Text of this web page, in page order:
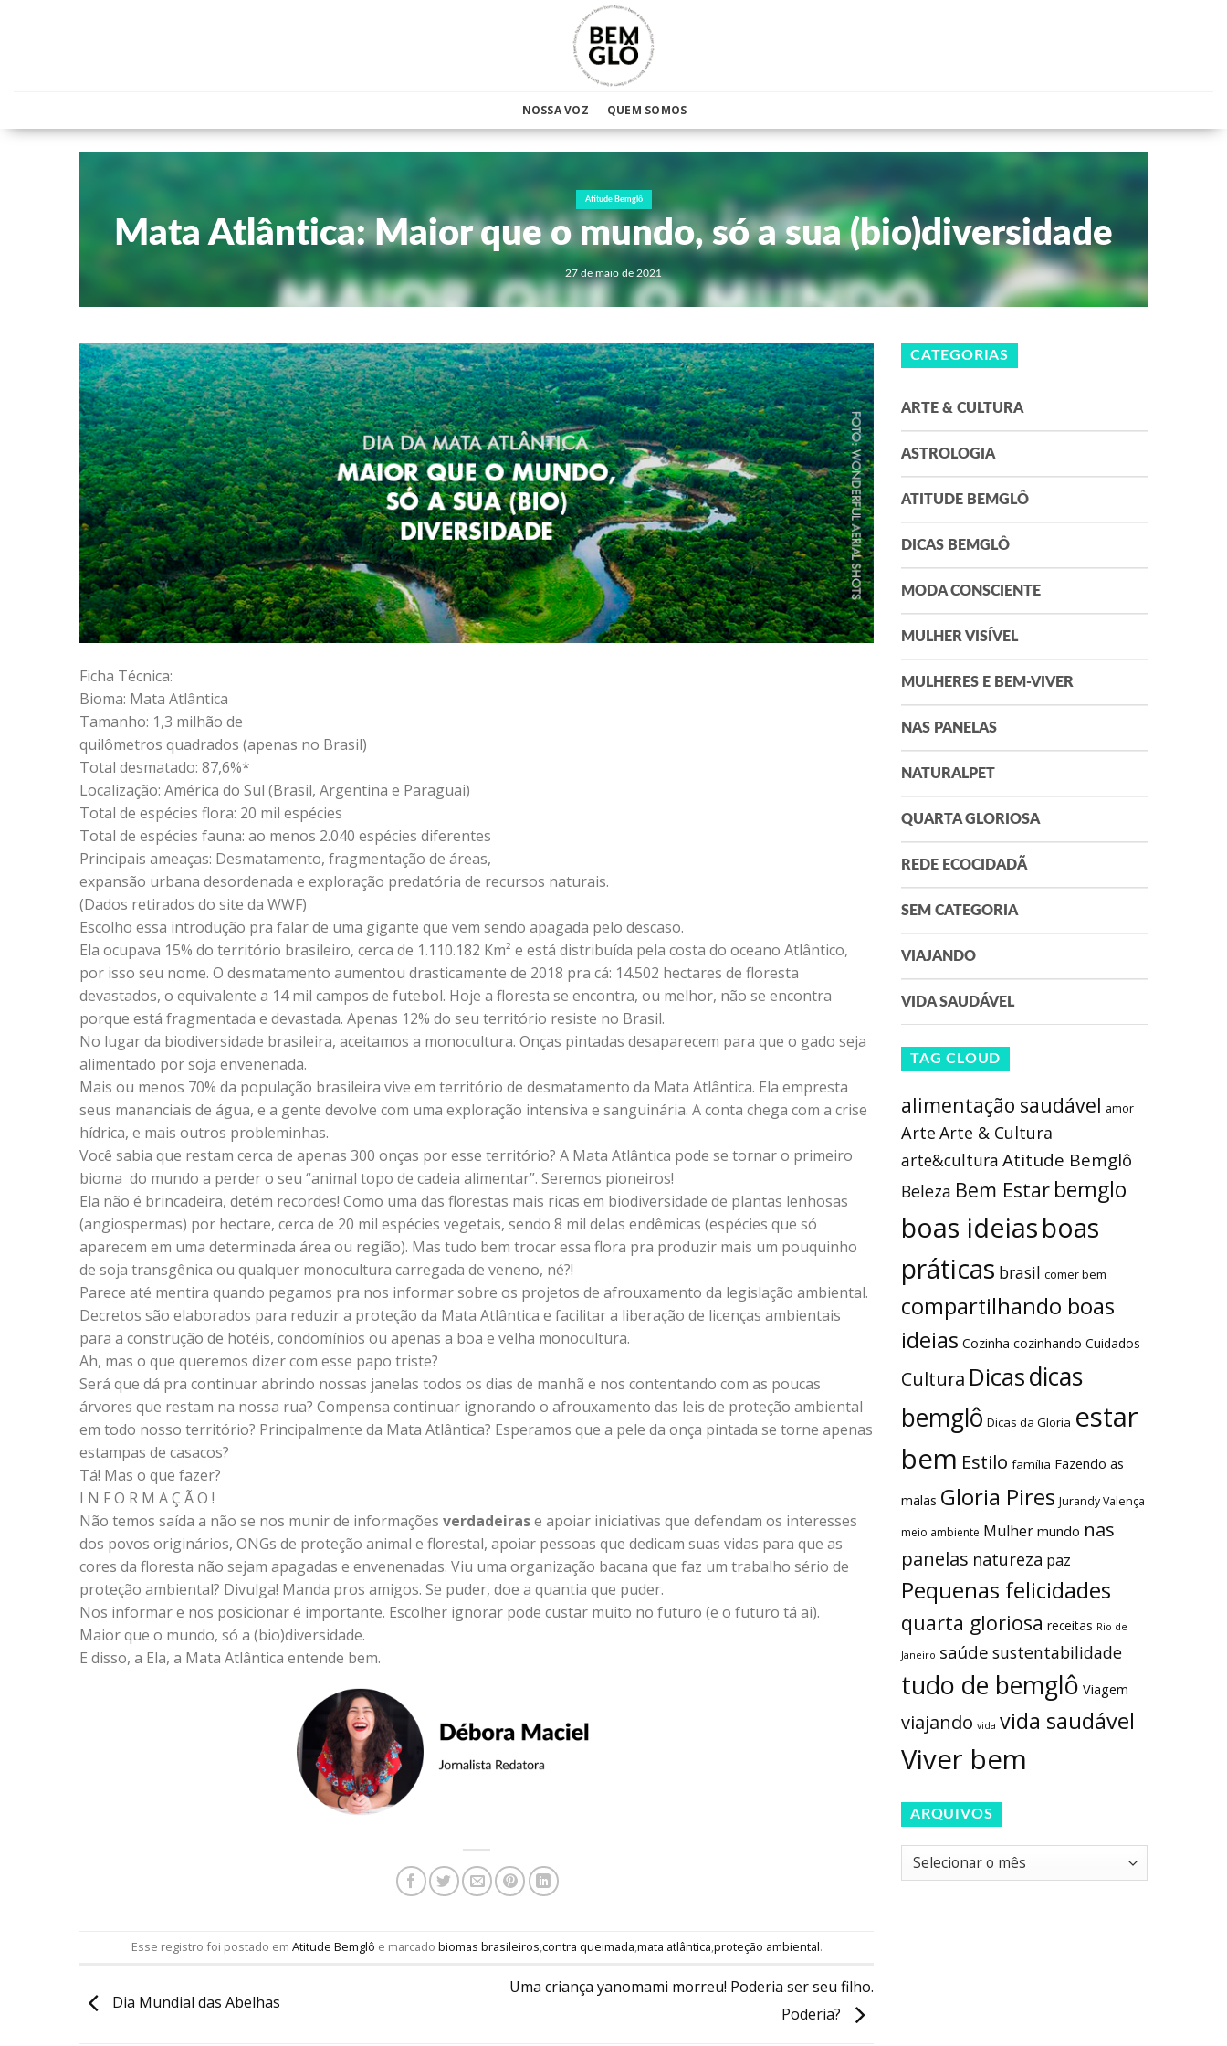
NOSSA VOZ QUEM SOMOS
Atitude Bemglô
Mata Atlântica: Maior que o mundo, só a sua (bio)diversidade
27 de maio de 2021
Ficha Técnica:
Bioma: Mata Atlântica
Tamanho: 1,3 milhão de
quilômetros quadrados (apenas no Brasil)
Total desmatado: 87,6%*
Localização: América do Sul (Brasil, Argentina e Paraguai)
Total de espécies flora: 20 mil espécies
Total de espécies fauna: ao menos 2.040 espécies diferentes
Principais ameaças: Desmatamento, fragmentação de áreas,
expansão urbana desordenada e exploração predatória de recursos naturais.
(Dados retirados do site da WWF)
Escolho essa introdução pra falar de uma gigante que vem sendo apagada pelo descaso.
Ela ocupava 15% do território brasileiro, cerca de 1.110.182 Km² e está distribuída pela costa do oceano Atlântico,
por isso seu nome. O desmatamento aumentou drasticamente de 2018 pra cá: 14.502 hectares de floresta
devastados, o equivalente a 14 mil campos de futebol. Hoje a floresta se encontra, ou melhor, não se encontra
porque está fragmentada e devastada. Apenas 12% do seu território resiste no Brasil.
No lugar da biodiversidade brasileira, aceitamos a monocultura. Onças pintadas desaparecem para que o gado seja
alimentado por soja envenenada.
Mais ou menos 70% da população brasileira vive em território de desmatamento da Mata Atlântica. Ela empresta
seus mananciais de água, e a gente devolve com uma exploração intensiva e sanguinária. A conta chega com a crise
hídrica, e mais outros probleminhas.
Você sabia que restam cerca de apenas 300 onças por esse território? A Mata Atlântica pode se tornar o primeiro
bioma do mundo a perder o seu “animal topo de cadeia alimentar”. Seremos pioneiros!
Ela não é brincadeira, detém recordes! Como uma das florestas mais ricas em biodiversidade de plantas lenhosas
(angiospermas) por hectare, cerca de 20 mil espécies vegetais, sendo 8 mil delas endêmicas (espécies que só
aparecem em uma determinada área ou região). Mas tudo bem trocar essa flora pra produzir mais um pouquinho
de soja transgênica ou qualquer monocultura carregada de veneno, né?!
Parece até mentira quando pegamos pra nos informar sobre os projetos de afrouxamento da legislação ambiental.
Decretos são elaborados para reduzir a proteção da Mata Atlântica e facilitar a liberação de licenças ambientais
para a construção de hotéis, condomínios ou apenas a boa e velha monocultura.
Ah, mas o que queremos dizer com esse papo triste?
Será que dá pra continuar abrindo nossas janelas todos os dias de manhã e nos contentando com as poucas
árvores que restam na nossa rua? Compensa continuar ignorando o afrouxamento das leis de proteção ambiental
em todo nosso território? Principalmente da Mata Atlântica? Esperamos que a pele da onça pintada se torne apenas
estampas de casacos?
Tá! Mas o que fazer?
I N F O R M A Ç Ã O !
Não temos saída a não se nos munir de informações verdadeirase apoiar iniciativas que defendam os interesses
dos povos originários, ONGs de proteção animal e florestal, apoiar pessoas que dedicam suas vidas para que as
cores da floresta não sejam apagadas e envenenadas. Viu uma organização bacana que faz um trabalho sério de
proteção ambiental? Divulga! Manda pros amigos. Se puder, doe a quantia que puder.
Nos informar e nos posicionar é importante. Escolher ignorar pode custar muito no futuro (e o futuro tá ai).
Maior que o mundo, só a (bio)diversidade.
E disso, a Ela, a Mata Atlântica entende bem.
Esse registro foi postado em Atitude Bemglô e marcado biomas brasileiros,contra queimada,mata atlântica,proteção ambiental.
Dia Mundial das Abelhas
Uma criança yanomami morreu! Poderia ser seu filho.
Poderia?
CATEGORIAS
ARTE & CULTURA
ASTROLOGIA
ATITUDE BEMGLÔ
DICAS BEMGLÔ
MODA CONSCIENTE
MULHER VISÍVEL
MULHERES E BEM-VIVER
NAS PANELAS
NATURALPET
QUARTA GLORIOSA
REDE ECOCIDADÃ
SEM CATEGORIA
VIAJANDO
VIDA SAUDÁVEL
TAG CLOUD
alimentação saudável amor
Arte Arte & Cultura
arte&cultura Atitude Bemglô
Beleza Bem Estar bemglo
boas ideiasboas
práticas brasil comer bem
compartilhando boas
ideias Cozinha cozinhando Cuidados
Cultura Dicasdicas
bemglô Dicas da Gloria estar
bem Estilo família Fazendo as
malas Gloria Pires Jurandy Valença
meio ambiente Mulher mundo nas
panelas natureza paz
Pequenas felicidades
quarta gloriosa receitas Rio de
Janeiro saúde sustentabilidade
tudo de bemglô Viagem
viajando vida vida saudável
Viver bem
ARQUIVOS
Arquivos